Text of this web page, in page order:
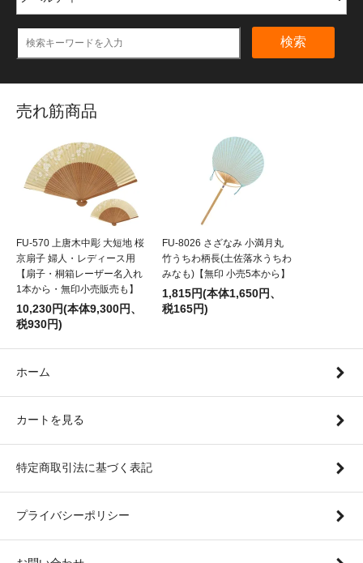
検索
売れ筋商品
FU-570 上唐木中彫 大短地 桜
京扇子 婦人・レディース用
【扇子・桐箱レーザー名入れ
1本から・無印小売販売も】
10,230円(本体9,300円、
税930円)
FU-8026 さざなみ 小満月丸
竹うちわ柄長(土佐落水うちわ
みなも)【無印 小売5本から】
1,815円(本体1,650円、
税165円)
ホーム
カートを見る
特定商取引法に基づく表記
プライバシーポリシー